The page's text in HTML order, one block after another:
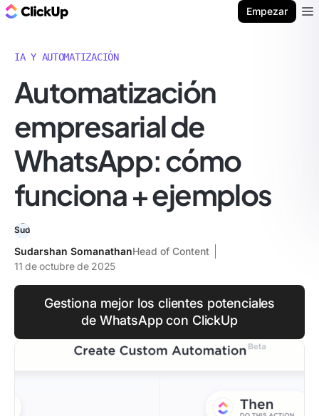
Empezar
IA Y AUTOMATIZACIÓN
Automatización
empresarial de
WhatsApp: cómo
funciona + ejemplos
Sudarshan SomanathanHead of Content
11 de octubre de 2025
Gestiona mejor los clientes potenciales
de WhatsApp con ClickUp